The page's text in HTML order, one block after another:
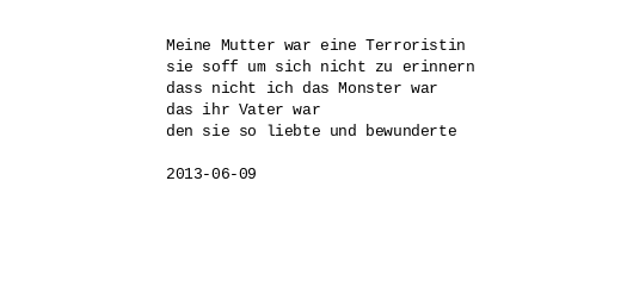
Meine Mutter war eine Terroristin
sie soff um sich nicht zu erinnern
dass nicht ich das Monster war
das ihr Vater war
den sie so liebte und bewunderte